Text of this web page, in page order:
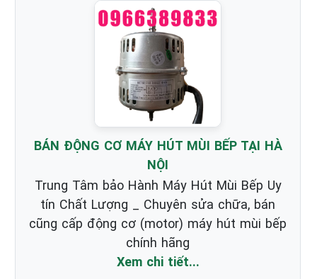
BÁN ĐỘNG CƠ MÁY HÚT MÙI BẾP TẠI HÀ
NỘI
Trung Tâm bảo Hành Máy Hút Mùi Bếp Uy
tín Chất Lượng _ Chuyên sửa chữa, bán
cũng cấp động cơ (motor) máy hút mùi bếp
chính hãng
Xem chi tiết...